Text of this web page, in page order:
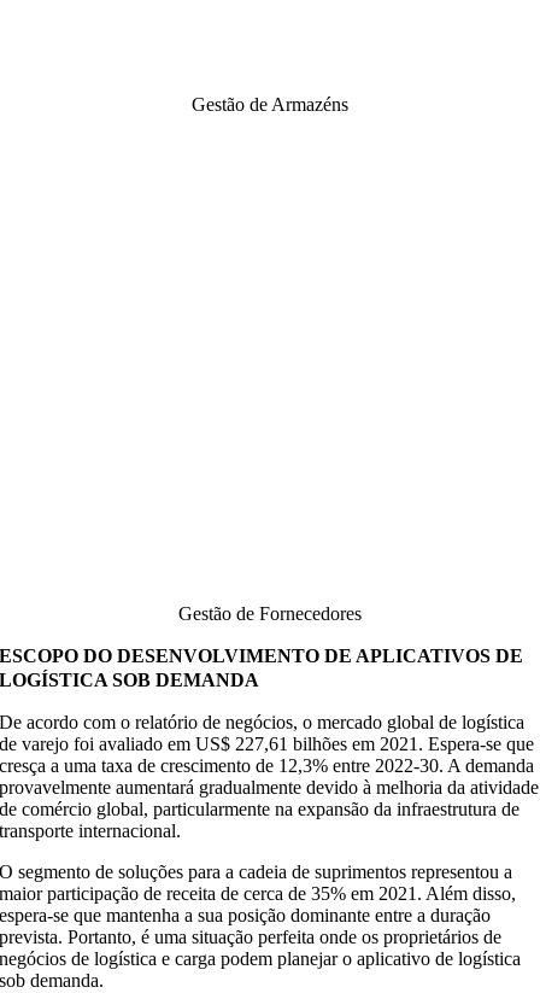
Gestão de Armazéns
Gestão de Fornecedores
ESCOPO DO DESENVOLVIMENTO DE APLICATIVOS DE
LOGÍSTICA SOB DEMANDA
De acordo com o relatório de negócios, o mercado global de logística
de varejo foi avaliado em US$ 227,61 bilhões em 2021. Espera-se que
cresça a uma taxa de crescimento de 12,3% entre 2022-30. A demanda
provavelmente aumentará gradualmente devido à melhoria da atividade
de comércio global, particularmente na expansão da infraestrutura de
transporte internacional.
O segmento de soluções para a cadeia de suprimentos representou a
maior participação de receita de cerca de 35% em 2021. Além disso,
espera-se que mantenha a sua posição dominante entre a duração
prevista. Portanto, é uma situação perfeita onde os proprietários de
negócios de logística e carga podem planejar o aplicativo de logística
sob demanda.